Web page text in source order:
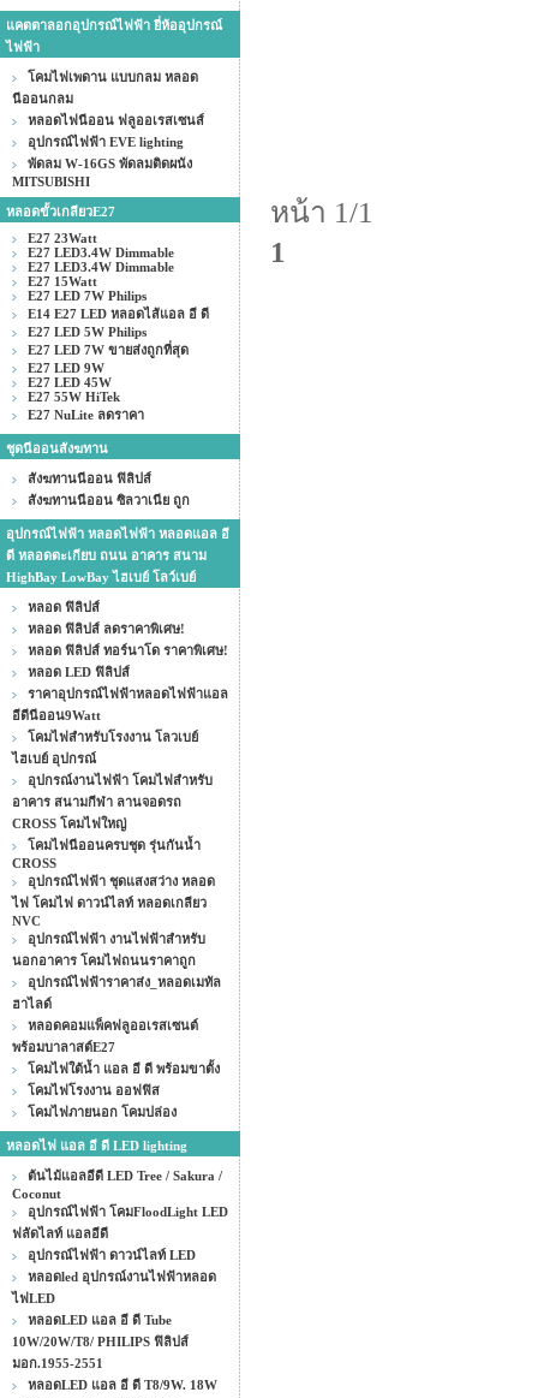
แคตตาลอกอุปกรณ์ไฟฟ้า ยี่ห้ออุปกรณ์
ไฟฟ้า
โคมไฟเพดาน แบบกลม หลอด
นีออนกลม
หลอดไฟนีออน ฟลูออเรสเซนส์
อุปกรณ์ไฟฟ้า EVE lighting
พัดลม W-16GS พัดลมติดผนัง
MITSUBISHI
หลอดขั้วเกลียวE27
E27 23Watt
E27 LED3.4W Dimmable
E27 LED3.4W Dimmable
E27 15Watt
E27 LED 7W Philips
E14 E27 LED หลอดไส้แอล อี ดี
E27 LED 5W Philips
E27 LED 7W ขายส่งถูกที่สุด
E27 LED 9W
E27 LED 45W
E27 55W HiTek
E27 NuLite ลดราคา
ชุดนีออนสังฆทาน
สังฆทานนีออน ฟิลิปส์
สังฆทานนีออน ซิลวาเนีย ถูก
อุปกรณ์ไฟฟ้า หลอดไฟฟ้า หลอดแอล อี
ดี หลอดตะเกียบ ถนน อาคาร สนาม
HighBay LowBay ไฮเบย์ โลว์เบย์
หลอด ฟิลิปส์
หลอด ฟิลิปส์ ลดราคาพิเศษ!
หลอด ฟิลิปส์ ทอร์นาโด ราคาพิเศษ!
หลอด LED ฟิลิปส์
ราคาอุปกรณ์ไฟฟ้าหลอดไฟฟ้าแอล
อีดีนีออน9Watt
โคมไฟสำหรับโรงงาน โลวเบย์
ไฮเบย์ อุปกรณ์
อุปกรณ์งานไฟฟ้า โคมไฟสำหรับ
อาคาร สนามกีฬา ลานจอดรถ
CROSS โคมไฟใหญ่
โคมไฟนีออนครบชุด รุ่นกันน้ำ
CROSS
อุปกรณ์ไฟฟ้า ชุดแสงสว่าง หลอด
ไฟ โคมไฟ ดาวน์ไลท์ หลอดเกลียว
NVC
อุปกรณ์ไฟฟ้า งานไฟฟ้าสำหรับ
นอกอาคาร โคมไฟถนนราคาถูก
อุปกรณ์ไฟฟ้าราคาส่ง_หลอดเมทัล
ฮาไลด์
หลอดคอมแพ็คฟลูออเรสเซนต์
พร้อมบาลาสต์E27
โคมไฟใต้น้ำ แอล อี ดี พร้อมขาตั้ง
โคมไฟโรงงาน ออฟฟิส
โคมไฟภายนอก โคมปล่อง
หลอดไฟ แอล อี ดี LED lighting
ต้นไม้แอลอีดี LED Tree / Sakura /
Coconut
อุปกรณ์ไฟฟ้า โคมFloodLight LED
ฟลัดไลท์ แอลอีดี
อุปกรณ์ไฟฟ้า ดาวน์ไลท์ LED
หลอดled อุปกรณ์งานไฟฟ้าหลอด
ไฟLED
หลอดLED แอล อี ดี Tube
10W/20W/T8/ PHILIPS ฟิลิปส์
มอก.1955-2551
หลอดLED แอล อี ดี T8/9W. 18W
หน้า 1/1
1